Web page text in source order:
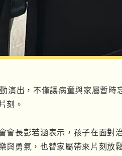
演出，不僅讓病童與家屬暫時
刻。
會長彭若涵表示，孩子在面對
與勇氣，也替家屬帶來片刻放